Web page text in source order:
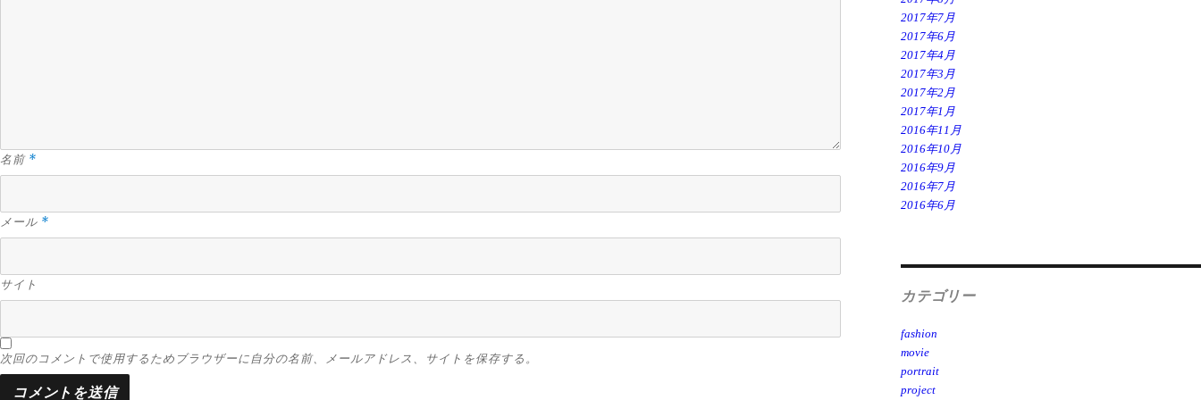
名前 *
メール *
サイト
次回のコメントで使用するためブラウザーに自分の名前、メールアドレス、サイトを保存する。
2017年7月
2017年6月
2017年4月
2017年3月
2017年2月
2017年1月
2016年11月
2016年10月
2016年9月
2016年7月
2016年6月
カテゴリー
fashion
movie
portrait
project